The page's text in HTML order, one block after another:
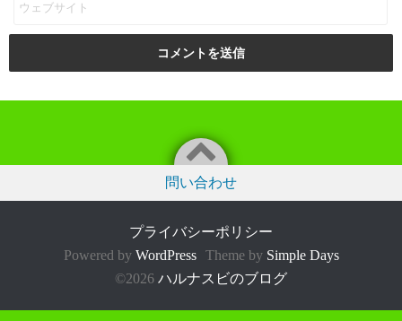
問い合わせ
プライバシーポリシー
Powered by WordPress Theme by Simple Days
©2026 ハルナスビのブログ